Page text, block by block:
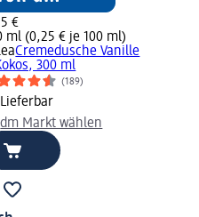
€
ml (0,25 € je 100 ml)
Cremedusche Vanille
300 ml
(189)
Lieferbar
dm Markt wählen